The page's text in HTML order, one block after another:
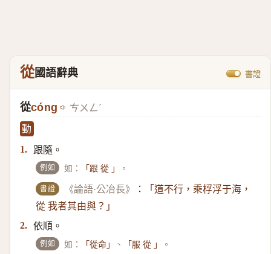
從國語辭典 書證
從cóng ㄘㄨㄥˊ
動
1.
跟隨。
例如 如： 「跟 從 」 。
書證 《論語·公冶長》 ：
「道不行，乘桴浮于海，
從 我者其由與？」
2. 依順。
例如 如： 「從命」 、 「服 從 」 。